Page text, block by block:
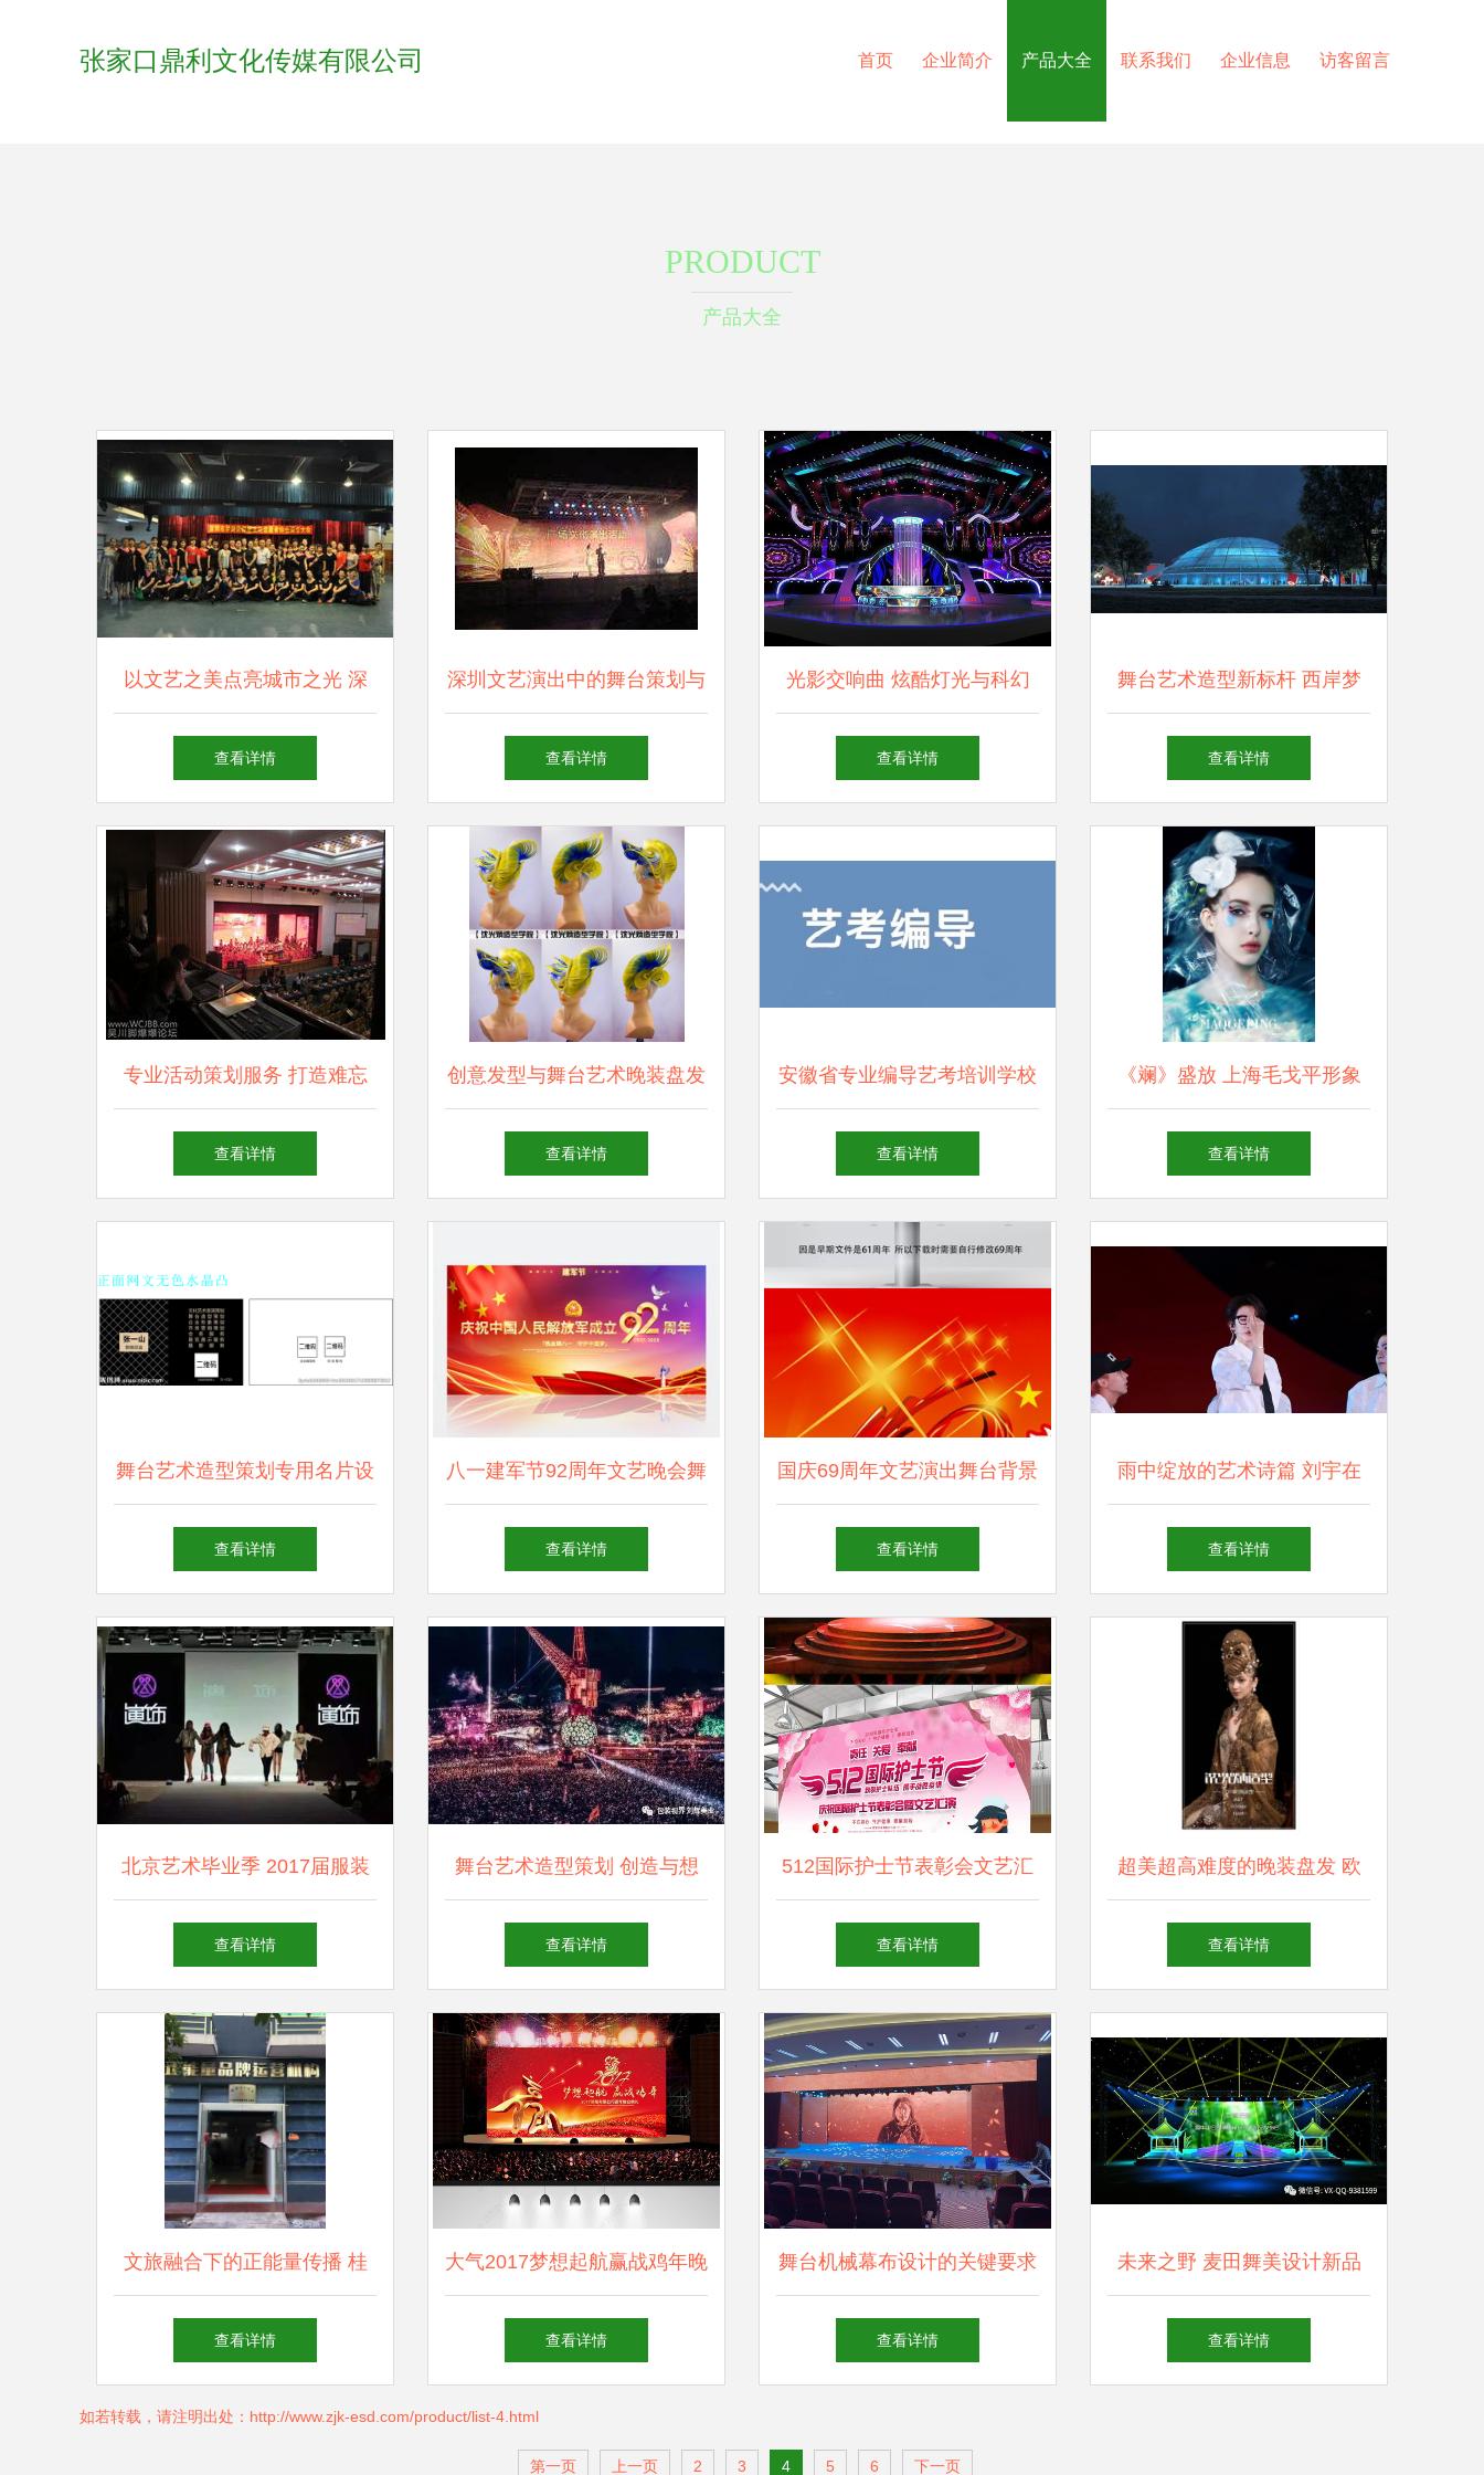
张家口鼎利文化传媒有限公司 首页 企业简介 产品大全 联系我们 企业信息 访客留言
PRODUCT
产品大全
以文艺之美点亮城市之光 深
圳市罗湖区群星文化志愿者协
启新篇章
查看详情
深圳文艺演出中的舞台策划与
艺术造型 融合创新与视觉叙
查看详情
光影交响曲 炫酷灯光与科幻
风车舞台的艺术造型策划
查看详情
舞台艺术造型新标杆 西岸梦
中心首秀，开启商业与艺术融
查看详情
专业活动策划服务 打造难忘
的婚礼、文艺晚会与典礼
查看详情
创意发型与舞台艺术晚装盘发
OMC参赛造型策划指南
查看详情
安徽省专业编导艺考培训学校
推荐及费用分析 舞台艺术造
查看详情
《斓》盛放 上海毛戈平形象
设计2018春季班毕业酒会圆满
查看详情
舞台艺术造型策划专用名片设
计图 PSD分层素材应用指南
查看详情
八一建军节92周年文艺晚会舞
台背景设计精选
查看详情
国庆69周年文艺演出舞台背景
设计全攻略
查看详情
雨中绽放的艺术诗篇 刘宇在
《时尚芭莎》夏日聊愈音乐企
查看详情
北京艺术毕业季 2017届服装
毕业生压轴大秀，惊蛰展演周
查看详情
舞台艺术造型策划 创造与想
象的艺术结晶
查看详情
512国际护士节表彰会文艺汇
演舞台背景图设计与艺术造型
查看详情
超美超高难度的晚装盘发 欧
美发型设计与艺术舞台造型欣
查看详情
文旅融合下的正能量传播 桂
林市舞台艺术造型策划与营销
查看详情
大气2017梦想起航赢战鸡年晚
会舞台背景设计素材
查看详情
舞台机械幕布设计的关键要求
与艺术造型策划
查看详情
未来之野 麦田舞美设计新品
发布会时装秀舞台艺术造型解
查看详情
如若转载，请注明出处：http://www.zjk-esd.com/product/list-4.html
第一页 上一页 2 3 4 5 6 下一页